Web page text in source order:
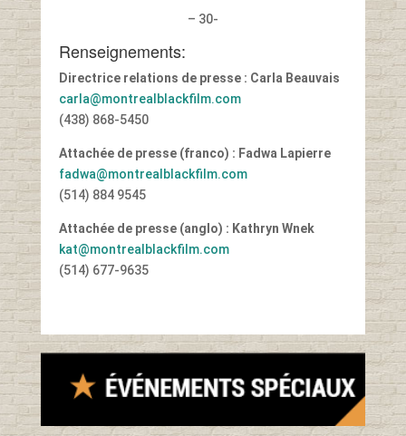
– 30-
Renseignements:
Directrice relations de presse : Carla Beauvais
carla@montrealblackfilm.com
(438) 868-5450
Attachée de presse (franco) : Fadwa Lapierre
fadwa@montrealblackfilm.com
(514) 884 9545
Attachée de presse (anglo) : Kathryn Wnek
kat@montrealblackfilm.com
(514) 677-9635